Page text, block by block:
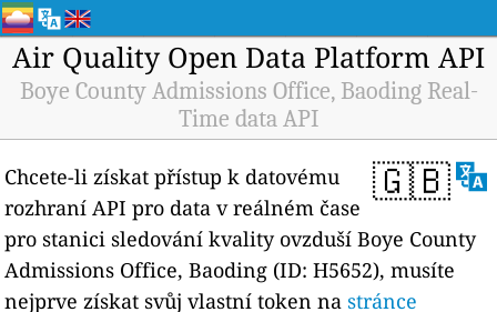
Air Quality Open Data Platform API
Boye County Admissions Office, Baoding Real-
Time data API
🇬🇧
Chcete-li získat přístup k datovému
rozhraní API pro data v reálném čase
pro stanici sledování kvality ovzduší Boye County
Admissions Office, Baoding (ID: H5652), musíte
nejprve získat svůj vlastní token nastránce